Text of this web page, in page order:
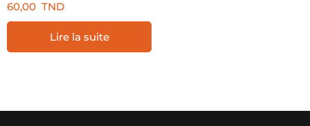
60,00 TND
Lire la suite